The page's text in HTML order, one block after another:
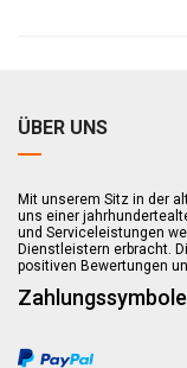
ÜBER UNS
Mit unserem Sitz in der
uns einer
und Serviceleistungen
Dienstleistern erbracht.
positiven Bewertungen
Zahlungssymbole